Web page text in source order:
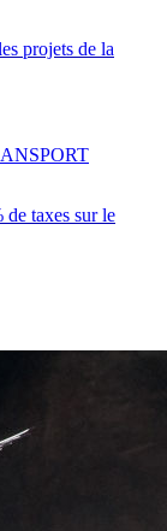
projets de la
de taxes sur le